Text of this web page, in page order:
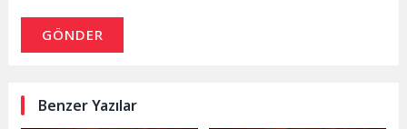
GÖNDER
Benzer Yazılar